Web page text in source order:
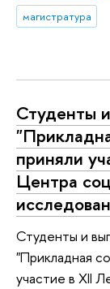
магистратура
Студенты
приняли
Центра
Студенты и
"Прикладная
участие в XII